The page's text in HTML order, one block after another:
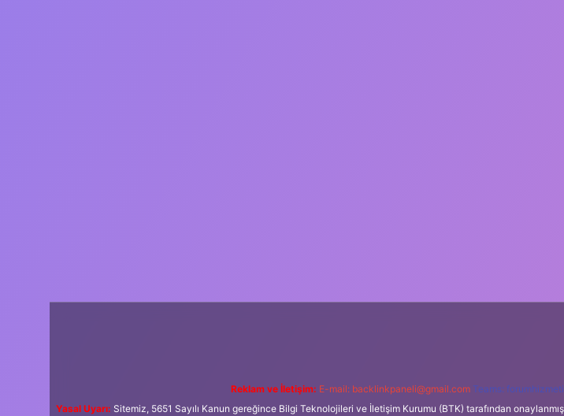
Reklam ve İletişim: E-mail: backlinkpaneli@gmail.com Teams:
Yasal Uyarı: Sitemiz, 5651 Sayılı Kanun gereğince Bilgi Teknolojileri ve İletişim Kurumu (BTK) tarafından